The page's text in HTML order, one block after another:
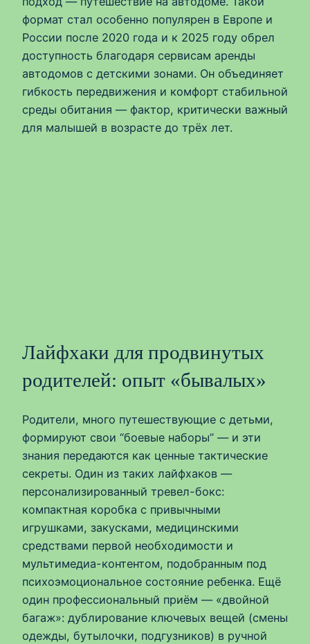
формат стал особенно популярен в Европе и
России после 2020 года и к 2025 году обрел
доступность благодаря сервисам аренды
автодомов с детскими зонами. Он объединяет
гибкость передвижения и комфорт стабильной
среды обитания — фактор, критически важный
для малышей в возрасте до трёх лет.
Лайфхаки для продвинутых
родителей: опыт «бывалых»
Родители, много путешествующие с детьми,
формируют свои “боевые наборы” — и эти
знания передаются как ценные тактические
секреты. Один из таких лайфхаков —
персонализированный тревел-бокс:
компактная коробка с привычными
игрушками, закусками, медицинскими
средствами первой необходимости и
мультимедиа-контентом, подобранным под
психоэмоциональное состояние ребенка. Ещё
один профессиональный приём — «двойной
багаж»: дублирование ключевых вещей (смены
одежды, бутылочки, подгузников) в ручной